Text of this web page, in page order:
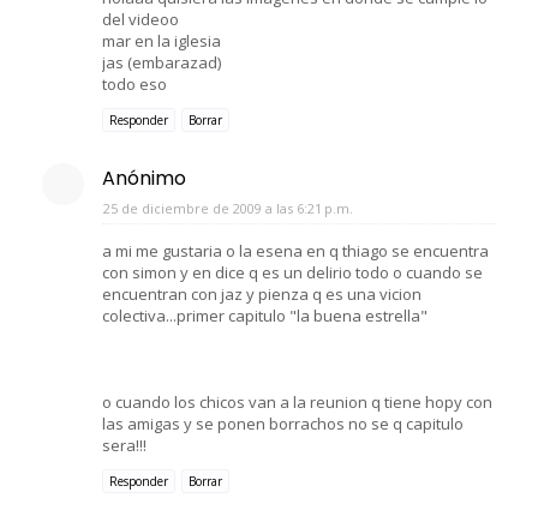
del videoo
mar en la iglesia
jas (embarazad)
todo eso
Responder Borrar
Anónimo
25 de diciembre de 2009 a las 6:21 p.m.
a mi me gustaria o la esena en q thiago se encuentra
con simon y en dice q es un delirio todo o cuando se
encuentran con jaz y pienza q es una vicion
colectiva...primer capitulo "la buena estrella"
o cuando los chicos van a la reunion q tiene hopy con
las amigas y se ponen borrachos no se q capitulo
sera!!!
Responder Borrar